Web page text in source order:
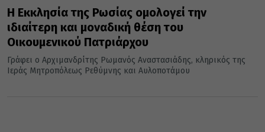
Η Εκκλησία της Ρωσίας ομολογεί την
ιδιαίτερη και μοναδική θέση του
Οικουμενικού Πατριάρχου
Γράφει ο Αρχιμανδρίτης Ρωμανός Αναστασιάδης, κληρικός της
Ιεράς Μητροπόλεως Ρεθύμνης και Αυλοποτάμου